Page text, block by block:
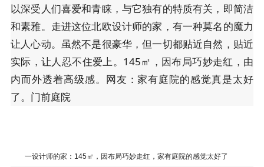
以深受人们喜爱和青睐，与它独有的特质有关，即简洁
和素雅。走进这位北欧设计师的家，有一种莫名的魔力
让人心动。虽然不是很豪华，但一切都贴近自然，贴近
实际，让人忍不住爱上。145㎡，因布局巧妙走红，由
内而外透着高级感。网友：家有庭院的感觉真是太好
了。门前庭院
一设计师的家：145㎡，因布局巧妙走红，家有庭院的感觉太好了